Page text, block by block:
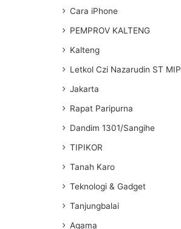
Cara iPhone
PEMPROV KALTENG
Kalteng
Letkol Czi Nazarudin ST MIP
Jakarta
Rapat Paripurna
Dandim 1301/Sangihe
TIPIKOR
Tanah Karo
Teknologi & Gadget
Tanjungbalai
Agama